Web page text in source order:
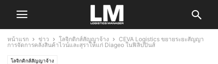
หน้าแรก ข่าว โลจิกติกส์สัญญาจ้าง
CEVA Logistics ขยายระยะสัญญา
การจัดการคลังสินค้าไวน์และสุราให้แก่ Diageo ในฟิลิปปินส์
โลจิกติกส์สัญญาจ้าง